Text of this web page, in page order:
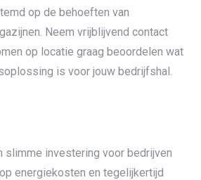
op de behoeften van
Neem vrijblijvend contact
op locatie graag beoordelen wat
is voor jouw bedrijfshal.
slimme investering voor bedrijven
energiekosten en tegelijkertijd